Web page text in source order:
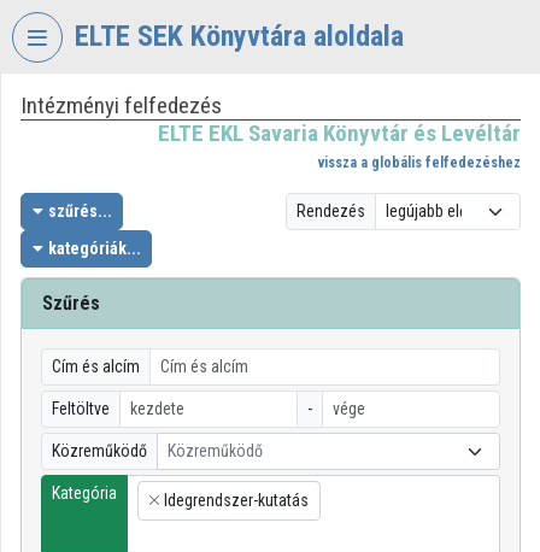
Fejléc kihagyása
ELTE SEK Könyvtára aloldala
VIDEOTORIUM
EKL
SAVARIA
KÖNYVTÁR
ÉS
LEVÉLTÁR
Intézményi kezdőlap
Bejelentkezés
Intézményi felfedezés
Intézményi felfedezés
ELTE EKL Savaria Könyvtár és Levéltár
vissza a globális felfedezéshez
szűrés...
kategóriák...
Rendezés
Szűrés
Cím és alcím
Feltöltve -
Közreműködő Közreműködő
Kategória
×
Idegrendszer-kutatás